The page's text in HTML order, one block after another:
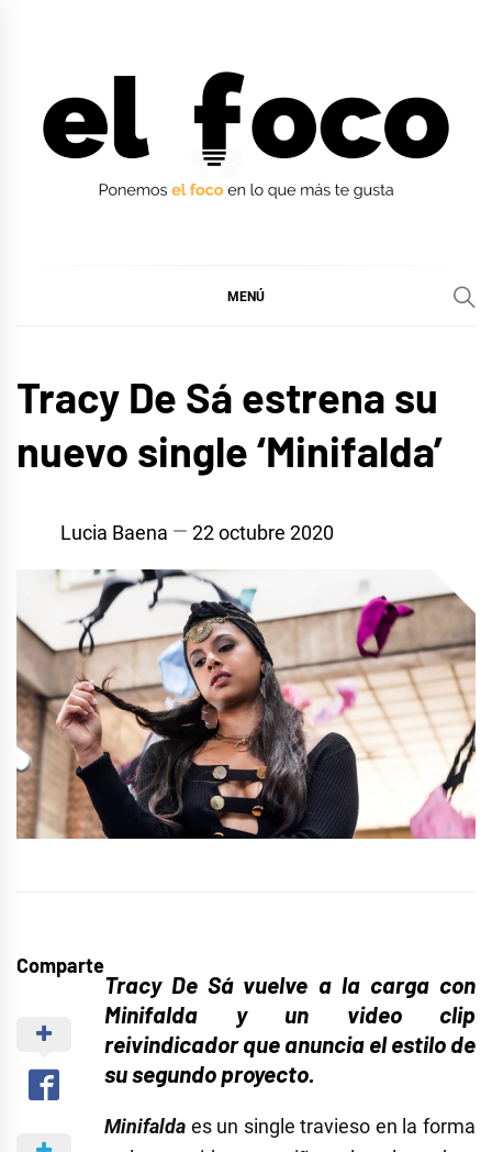
MENÚ
Tracy De Sá estrena su
nuevo single ‘Minifalda’
Lucia Baena 22 octubre 2020
Comparte
Tracy De Sávuelve a la carga con
Minifalda y un video clip
reivindicador que anuncia el estilo de
su segundo proyecto.
Minifalda es un single travieso en la forma